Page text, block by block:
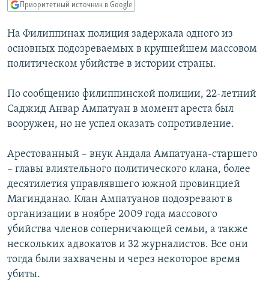
Вернутся
поиску
КАВКАЗ.РЕАЛИИ
СЕВЕР.РЕАЛИИ
СИБИРЬ.РЕАЛИИ
ПОДПИШИТЕСЬ НА РАССЫЛКУ
Все сайты РСЕ/РС
Приоритетный источник в Google
На Филиппинах полиция задержала одного из
основных подозреваемых в крупнейшем массовом
политическом убийстве в истории страны.
По сообщению филиппинской полиции, 22-летний
Саджид Анвар Ампатуан в момент ареста был
вооружен, но не успел оказать сопротивление.
Арестованный – внук Андала Ампатуана-старшего
– главы влиятельного политического клана, более
десятилетия управлявшего южной провинцией
Магинданао. Клан Ампатуанов подозревают в
организации в ноябре 2009 года массового
убийства членов соперничающей семьи, а также
нескольких адвокатов и 32 журналистов. Все они
тогда были захвачены и через некоторое время
убиты.